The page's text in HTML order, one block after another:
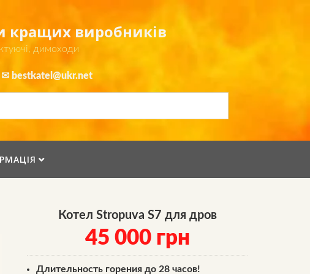
кращих виробників
димоходи
✉ bestkatel@ukr.net
Котел Stropuva S7 для дров
45 000 грн
Длительность горения до 28 часов!